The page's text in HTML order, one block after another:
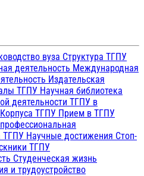
вуза Структура ТГПУ
деятельность Международная
Издательская
ТГПУ Научная библиотека
деятельности ТГПУ в
Корпуса ТГПУ Прием в ТГПУ
ТГПУ Научные достижения Стоп-
ТГПУ
Студенческая жизнь
и трудоустройство